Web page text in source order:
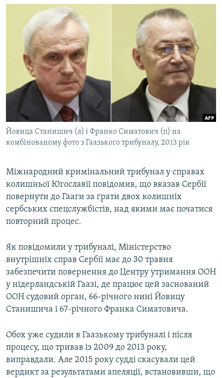
УКРАЇНА
СВІТ
СХЕМИ
КИТАЙ.ВИКЛИКИ
МУЛЬТИМЕДІА
ФОТО
СПЕЦПРОЄКТИ
ПОДКАСТИ
КРИМ РЕАЛІЇ
РУС
КТАТ
ДОЛУЧАЙСЯ!
Усі сайти RFE/RL
Йовица Станишич (л) і Франко Симатович (п) на
комбінованому фото з Гаазького трибуналу, 2013 рік
Міжнародний кримінальний трибунал у справах
колишньої Югославії повідомив, що вказав Сербії
повернути до Гааги за ґрати двох колишніх
сербських спецслужбістів, над якими має початися
повторний процес.
Як повідомили у трибуналі, Міністерство
внутрішніх справ Сербії має до 30 травня
забезпечити повернення до Центру утримання ООН
у нідерландській Гаазі, де працює цей заснований
ООН судовий орган, 66-річного нині Йовицу
Станишича і 67-річного Франка Симатовича.
Обох уже судили в Гаазькому трибуналі і після
процесу, що тривав із 2009 до 2013 року,
виправдали. Але 2015 року судді скасували цей
вердикт за результатами апеляції, встановивши, що